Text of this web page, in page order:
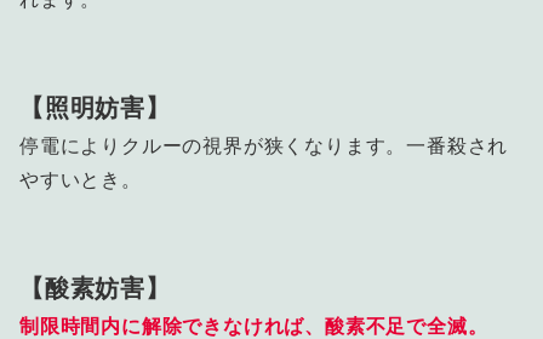
【照明妨害】
停電によりクルーの視界が狭くなります。一番殺され
やすいとき。
【酸素妨害】
制限時間内に解除できなければ、酸素不足で全滅。